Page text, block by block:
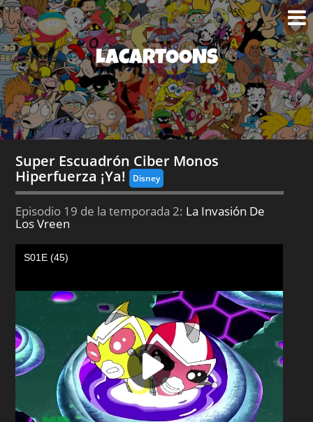
LACARTOONS
Super Escuadrón Ciber Monos
Hiperfuerza ¡Ya! Disney
Episodio 19 de la temporada 2: La Invasión De
Los Vreen